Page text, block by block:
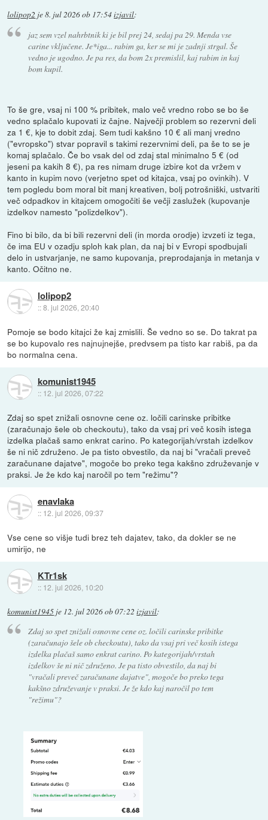
lolipop2 je8. jul 2026 ob 17:54izjavil:
jaz sem vzel nahrbtnik ki je bil prej 24, sedaj pa 29. Menda vse
carine vključene. Je*iga... rabim ga, ker se mi je zadnji strgal. Še
vedno je ugodno. Je pa res, da bom 2x premislil, kaj rabim in kaj
bom kupil.
To še gre, vsaj ni 100 % pribitek, malo več vredno robo se bo še
vedno splačalo kupovati iz čajne. Največji problem so rezervni deli
za 1 €, kje to dobit zdaj. Sem tudi kakšno 10 € ali manj vredno
("evropsko") stvar popravil s takimi rezervnimi deli, pa še to se je
komaj splačalo. Če bo vsak del od zdaj stal minimalno 5 € (od
jeseni pa kakih 8 €), pa res nimam druge izbire kot da vržem v
kanto in kupim novo (verjetno spet od kitajca, vsaj po ovinkih). V
tem pogledu bom moral bit manj kreativen, bolj potrošniški, ustvariti
več odpadkov in kitajcem omogočiti še večji zaslužek (kupovanje
izdelkov namesto "polizdelkov").
Fino bi bilo, da bi bili rezervni deli (in morda orodje) izvzeti iz tega,
če ima EU v ozadju sploh kak plan, da naj bi v Evropi spodbujali
delo in ustvarjanje, ne samo kupovanja, preprodajanja in metanja v
kanto. Očitno ne.
lolipop2
::8. jul 2026, 20:40
Pomoje se bodo kitajci že kaj zmislili. Še vedno so se. Do takrat pa
se bo kupovalo res najnujnejše, predvsem pa tisto kar rabiš, pa da
bo normalna cena.
komunist1945
:: 12. jul 2026, 07:22
Zdaj so spet znižali osnovne cene oz. ločili carinske pribitke
(zaračunajo šele ob checkoutu), tako da vsaj pri več kosih istega
izdelka plačaš samo enkrat carino. Po kategorijah/vrstah izdelkov
še ni nič združeno. Je pa tisto obvestilo, da naj bi "vračali preveč
zaračunane dajatve", mogoče bo preko tega kakšno združevanje v
praksi. Je že kdo kaj naročil po tem "režimu"?
enavlaka
:: 12. jul 2026, 09:37
Vse cene so višje tudi brez teh dajatev, tako, da dokler se ne
umirijo, ne
KTr1sk
:: 12. jul 2026, 10:20
komunist1945 je 12. jul 2026 ob 07:22 izjavil:
Zdaj so spet znižali osnovne cene oz. ločili carinske pribitke
(zaračunajo šele ob checkoutu), tako da vsaj pri več kosih istega
izdelka plačaš samo enkrat carino. Po kategorijah/vrstah
izdelkov še ni nič združeno. Je pa tisto obvestilo, da naj bi
"vračali preveč zaračunane dajatve", mogoče bo preko tega
kakšno združevanje v praksi. Je že kdo kaj naročil po tem
"režimu"?